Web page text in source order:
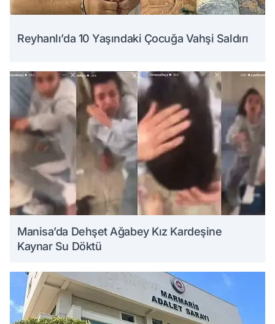
Reyhanlı’da 10 Yaşındaki Çocuğa Vahşi Saldırı
Manisa’da Dehşet Ağabey Kız Kardeşine
Kaynar Su Döktü